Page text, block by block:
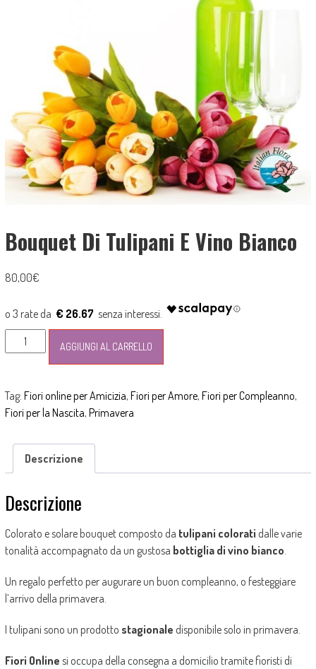
Bouquet Di Tulipani E Vino Bianco
80,00€
€ 26.67
Bouquet
di
vino
bianco
AGGIUNGI AL CARRELLO
Tag: Fiori online per Amicizia, Fiori per Amore, Fiori per Compleanno,
Fiori per la Nascita, Primavera
Descrizione
Descrizione
Colorato e solare bouquet composto da tulipani colorati dalle varie
tonalità accompagnato da un gustosa bottiglia di vino bianco.
Un regalo perfetto per augurare un buon compleanno, o festeggiare
l’arrivo della primavera.
I tulipani sono un prodotto stagionale disponibile solo in primavera.
Fiori Online si occupa della consegna a domicilio tramite fioristi di